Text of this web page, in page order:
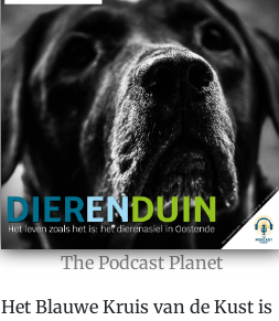
The Podcast Planet
Het Blauwe Kruis van de Kust is